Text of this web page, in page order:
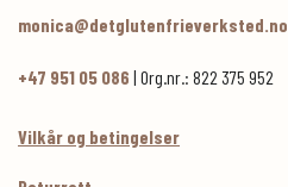
monica@detglutenfrieverksted.no
+47 951 05 086 | Org.nr.: 822 375 952
Vilkår og betingelser